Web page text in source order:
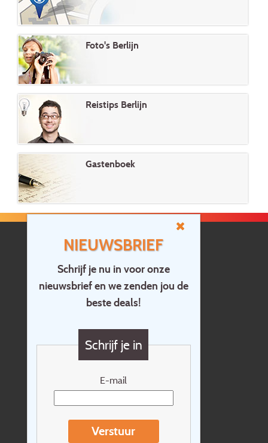
NIEUWSBRIEF
Schrijf je nu in voor onze
nieuwsbrief en we zenden jou de
beste deals!
Schrijf je in
E-mail
Verstuur
Foto's Berlijn
Reistips Berlijn
Gastenboek
Home
Contact
Vragen?
Cadeaubon
Nieuwsbrief
Reisvoorwaarden